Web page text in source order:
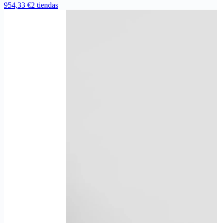
954,33 €2 tiendas